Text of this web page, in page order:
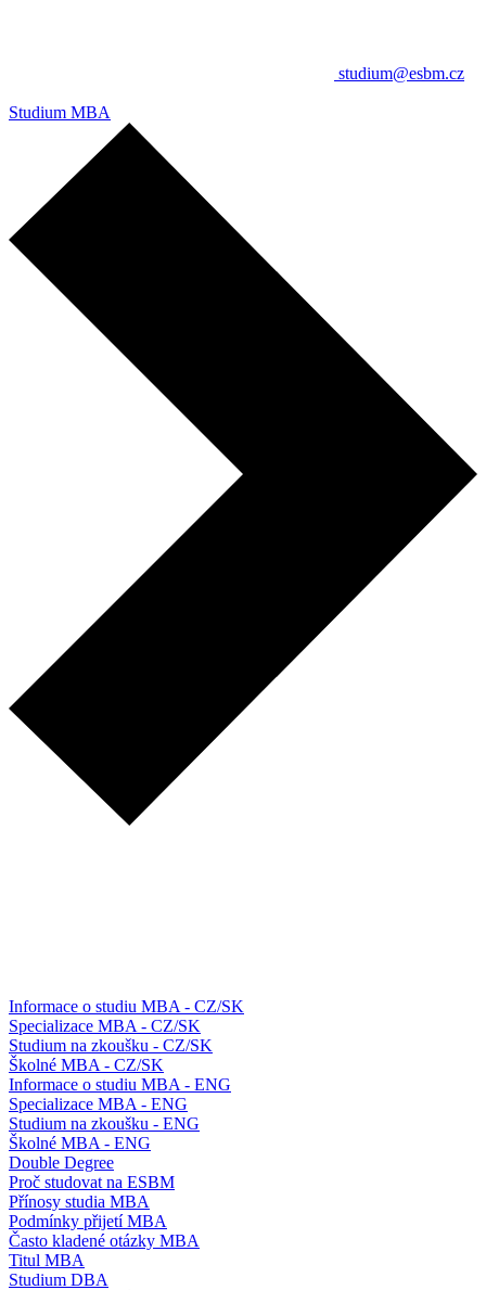
studium@esbm.cz
Studium MBA
Informace o studiu MBA - CZ/SK
Specializace MBA - CZ/SK
Studium na zkoušku - CZ/SK
Školné MBA - CZ/SK
Informace o studiu MBA - ENG
Specializace MBA - ENG
Studium na zkoušku - ENG
Školné MBA - ENG
Double Degree
Proč studovat na ESBM
Přínosy studia MBA
Podmínky přijetí MBA
Často kladené otázky MBA
Titul MBA
Studium DBA